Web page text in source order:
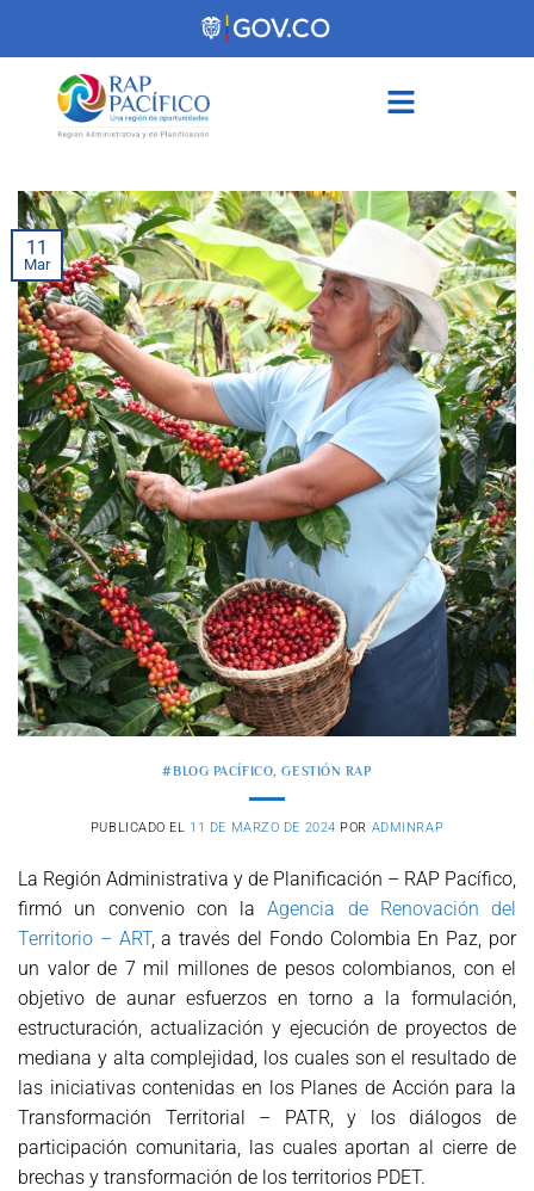
11
Mar
#BLOG PACÍFICO,GESTIÓN RAP
PUBLICADO EL 11 DE MARZO DE 2024 POR ADMINRAP
La Región Administrativa y de Planificación – RAP Pacífico,
firmó un convenio con la Agencia de Renovación del
Territorio – ART, a través del Fondo Colombia En Paz, por
un valor de 7 mil millones de pesos colombianos, con el
objetivo de aunar esfuerzos en torno a la formulación,
estructuración, actualización y ejecución de proyectos de
mediana y alta complejidad, los cuales son el resultado de
las iniciativas contenidas en los Planes de Acción para la
Transformación Territorial – PATR, y los diálogos de
participación comunitaria, las cuales aportan al cierre de
brechas y transformación de los territorios PDET.